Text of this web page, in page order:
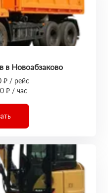
в Новоабзаково
₽ / рейс
₽ / час